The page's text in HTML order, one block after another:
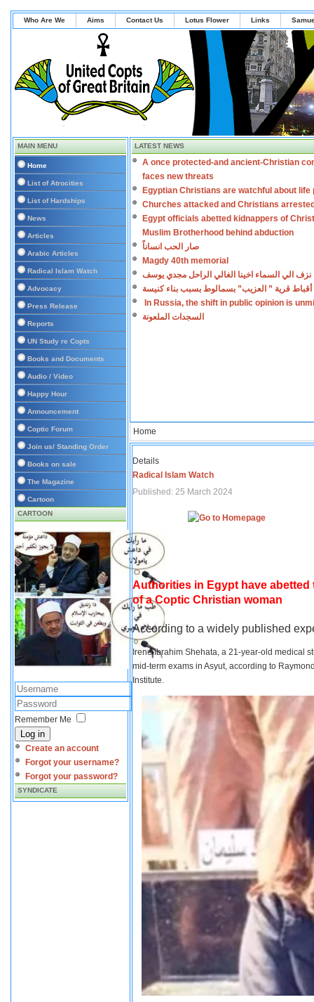
Who Are We Aims Contact Us Lotus Flower Links
MAIN MENU
Home
List of Atrocities
List of Hardships
News
Articles
Arabic Articles
Radical Islam Watch
Advocacy
Press Release
Reports
UN Study re Copts
Books and Documents
Audio / Video
Happy Hour
Announcement
Coptic Forum
Join us/ Standing Order
Books on sale
The Magazine
Cartoon
CARTOON
Remember Me
Log in
Create an account
Forgot your username?
Forgot your password?
SYNDICATE
LATEST NEWS
A once protected-and ancient-Christian
faces new threats
Egyptian Christians are watchful about life
Churches attacked and Christians
Egypt officials abetted kidnappers of
Muslim Brotherhood behind abduction
صار الحب انساناً
Magdy 40th memorial
نزف الي السماء اخينا الغالي الراحل مجدي يوسف
أقباط قرية ” العزيب” بسمالوط بسبب بناء كنيسة
In Russia, the shift in public opinion is
السجدات الملعونة
Home
Details
Radical Islam Watch
Published: 25 March 2024
Authorities in Egypt have
of a Coptic Christian woman
According to a widely published
Irene Ibrahim Shehata, a 21-year-old medical
mid-term exams in Asyut, according to
Institute.